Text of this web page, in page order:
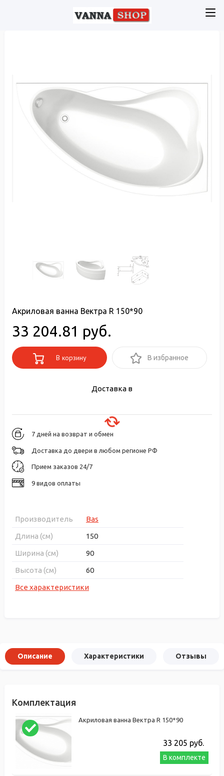
Акриловая ванна Вектра R 150*90
33 204.81 руб.
В корзину В избранное
Доставка в
7 дней на возврат и обмен
Доставка до двери в любом регионе РФ
Прием заказов 24/7
9 видов оплаты
Производитель
Bas
Длина (см)
150
Ширина (см)
90
Высота (см)
60
Все характеристики
Описание Характеристики Отзывы
Комплектация
Акриловая ванна Вектра R 150*90
33 205 руб.
В комплекте